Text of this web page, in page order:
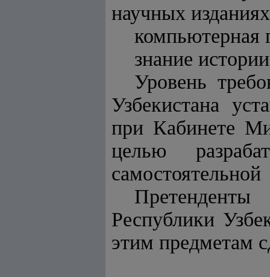
научных
компьютерная
знание
Уровень
Узбекистана
при Кабинете
целью
Республики
этим предметам